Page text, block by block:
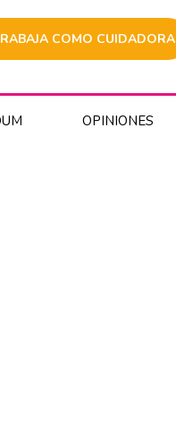
COMO CUIDADORA
OPINIONES